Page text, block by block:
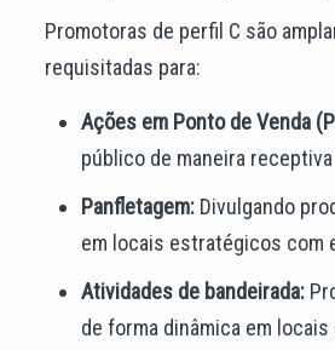
Promotoras de perfil C são
requisitadas para:
Ações em Ponto de Venda
público de maneira
Panfletagem:Divulgando
em locais estratégicos com
Atividades de bandeirada:
de forma dinâmica em